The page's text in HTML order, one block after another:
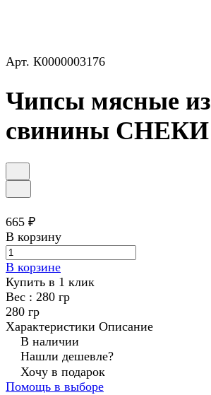
Арт. К0000003176
Чипсы мясные из
свинины СНЕКИ
665 ₽
В корзину
В корзине
Купить в 1 клик
Вес : 280 гр
280 гр
Характеристики Описание
В наличии
Нашли дешевле?
Хочу в подарок
Помощь в выборе